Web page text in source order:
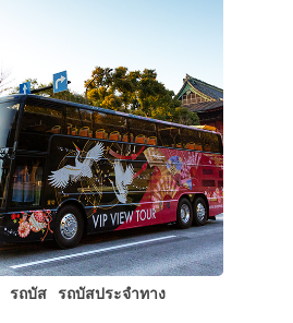
รถบัส รถบัสประจำทาง